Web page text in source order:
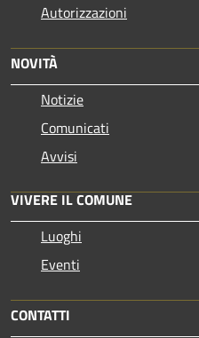
Autorizzazioni
NOVITÀ
Notizie
Comunicati
Avvisi
VIVERE IL COMUNE
Luoghi
Eventi
CONTATTI